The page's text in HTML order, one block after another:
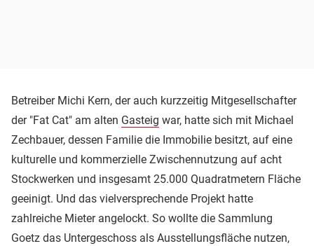
Betreiber Michi Kern, der auch kurzzeitig Mitgesellschafter
der "Fat Cat" am alten Gasteig war, hatte sich mit Michael
Zechbauer, dessen Familie die Immobilie besitzt, auf eine
kulturelle und kommerzielle Zwischennutzung auf acht
Stockwerken und insgesamt 25.000 Quadratmetern Fläche
geeinigt. Und das vielversprechende Projekt hatte
zahlreiche Mieter angelockt. So wollte die Sammlung
Goetz das Untergeschoss als Ausstellungsfläche nutzen,